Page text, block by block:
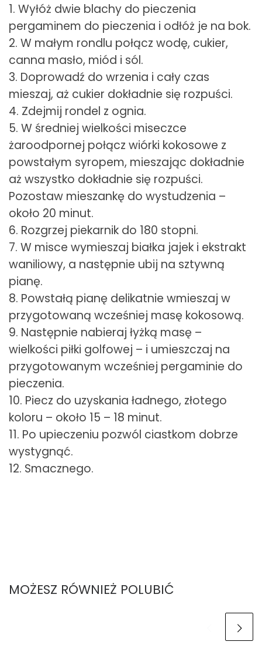
1. Wyłóż dwie blachy do pieczenia
pergaminem do pieczenia i odłóż je na bok.
2. W małym rondlu połącz wodę, cukier,
canna masło, miód i sól.
3. Doprowadź do wrzenia i cały czas
mieszaj, aż cukier dokładnie się rozpuści.
4. Zdejmij rondel z ognia.
5. W średniej wielkości miseczce
żaroodpornej połącz wiórki kokosowe z
powstałym syropem, mieszając dokładnie
aż wszystko dokładnie się rozpuści.
Pozostaw mieszankę do wystudzenia –
około 20 minut.
6. Rozgrzej piekarnik do 180 stopni.
7. W misce wymieszaj białka jajek i ekstrakt
waniliowy, a następnie ubij na sztywną
pianę.
8. Powstałą pianę delikatnie wmieszaj w
przygotowaną wcześniej masę kokosową.
9. Następnie nabieraj łyżką masę –
wielkości piłki golfowej – i umieszczaj na
przygotowanym wcześniej pergaminie do
pieczenia.
10. Piecz do uzyskania ładnego, złotego
koloru – około 15 – 18 minut.
11. Po upieczeniu pozwól ciastkom dobrze
wystygnąć.
12. Smacznego.
MOŻESZ RÓWNIEŻ POLUBIĆ